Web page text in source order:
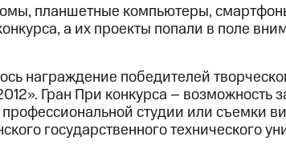
планшетные компьютеры,
а их проекты попали в поле
награждение победителей
Гран При конкурса – возможность
студии или съемки
государственного технического